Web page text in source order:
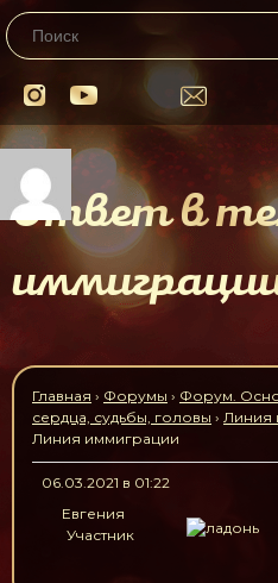
Ответ в
Главная › Форумы › Форум.
сердца, судьбы, головы › Линия
Линия иммиграции
06.03.2021 в 01:22
Евгения
Участник